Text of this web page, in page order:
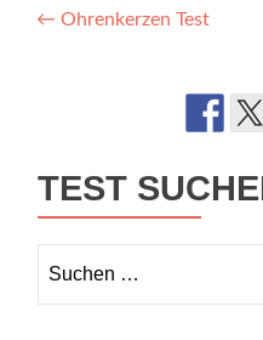
Artikel-
← Ohrenkerzen Test
TEST
nach: